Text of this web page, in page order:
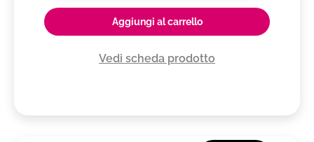
Aggiungi al carrello
Vedi scheda prodotto